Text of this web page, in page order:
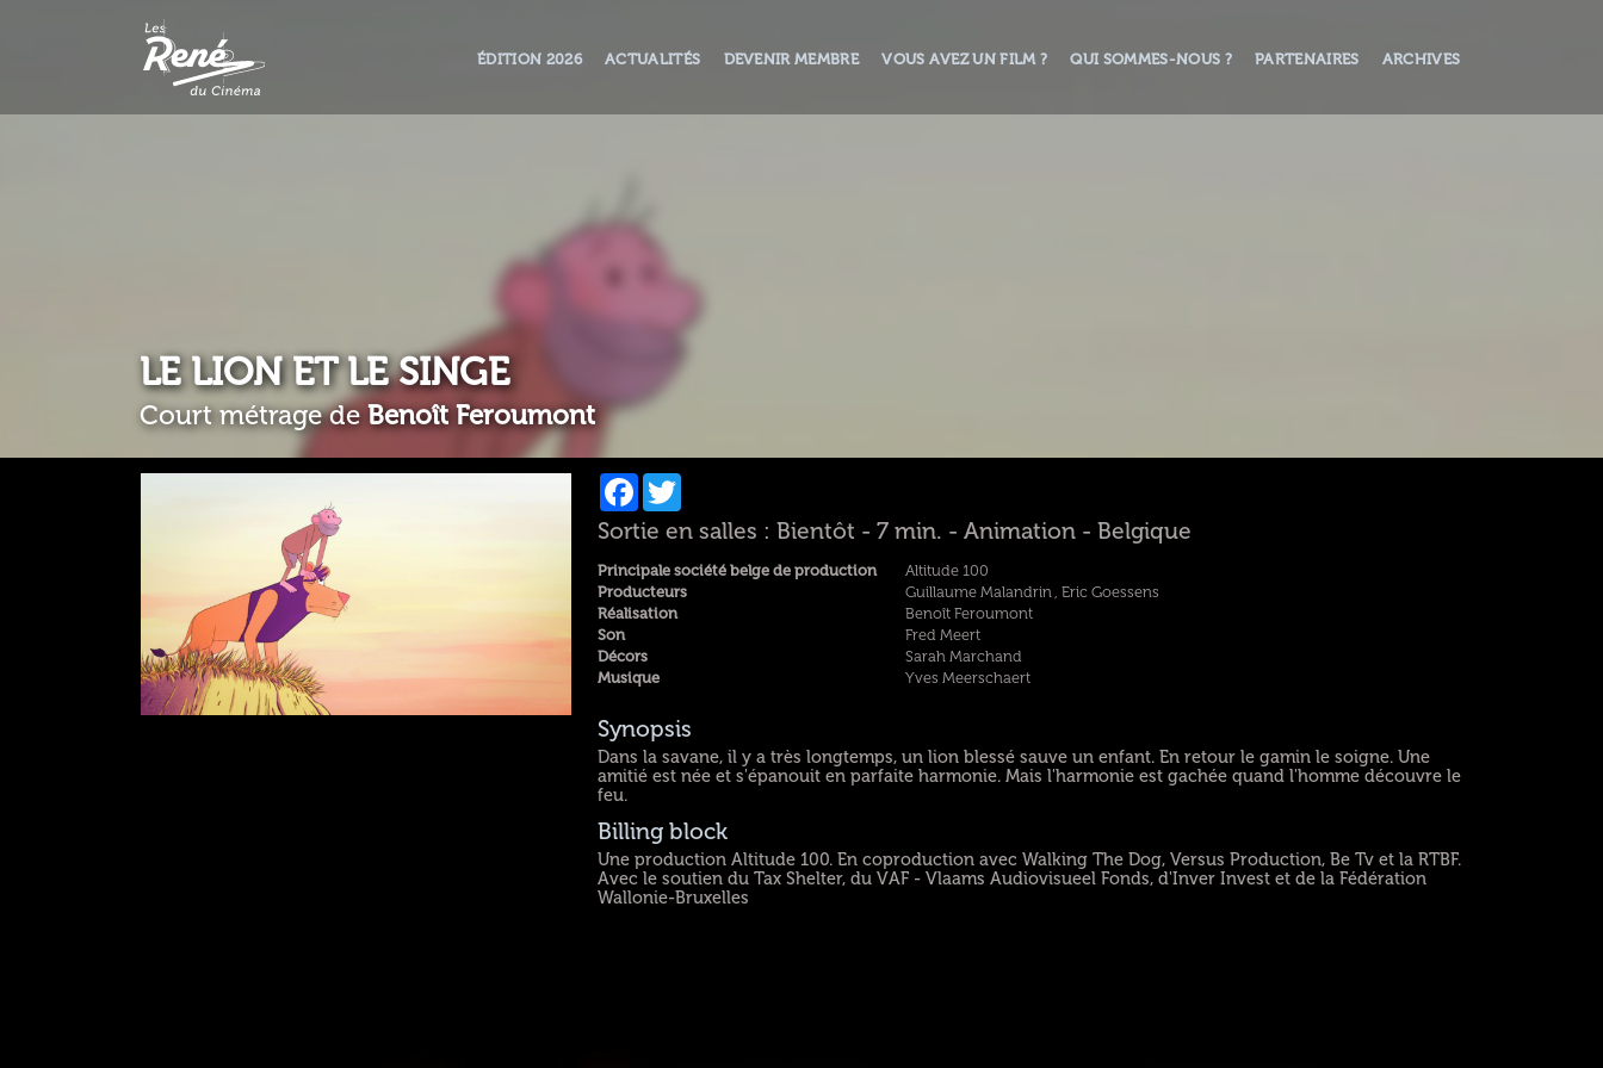
ÉDITION 2026 ACTUALITÉS DEVENIR MEMBRE VOUS AVEZ UN FILM ? QUI SOMMES-NOUS ? PARTENAIRES ARCHIVES
LE LION ET LE SINGE
Court métrage de Benoît Feroumont
Facebook
Sortie en salles : Bientôt - 7 min. - Animation - Belgique
Principale société belge de production
Altitude 100
Producteurs
Guillaume Malandrin , Eric Goessens
Réalisation
Benoît Feroumont
Son
Fred Meert
Décors
Sarah Marchand
Musique
Yves Meerschaert
Synopsis
Dans la savane, il y a très longtemps, un lion blessé sauve un enfant. En retour le gamin le soigne. Une
amitié est née et s'épanouit en parfaite harmonie. Mais l'harmonie est gachée quand l'homme découvre le
feu.
Billing block
Une production Altitude 100. En coproduction avec Walking The Dog, Versus Production, Be Tv et la RTBF.
Avec le soutien du Tax Shelter, du VAF - Vlaams Audiovisueel Fonds, d'Inver Invest et de la Fédération
Wallonie-Bruxelles